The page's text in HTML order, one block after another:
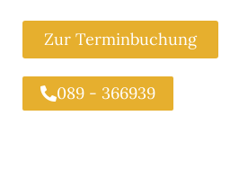
Zur Terminbuchung
089 - 366939